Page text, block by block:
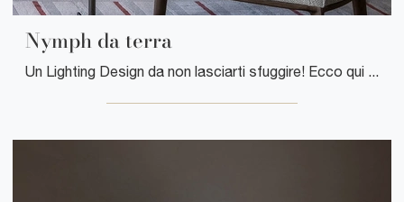
Nymph da terra
Un Lighting Design da non lasciarti sfuggire! Ecco qui la lampada da terra Nymph da terra di Poltrona Frau.